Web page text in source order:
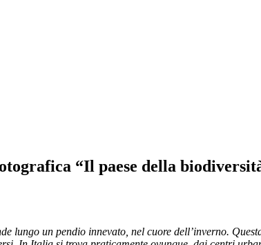
“Il paese della
lungo un pendio innevato, nel cuore dell’inverno.